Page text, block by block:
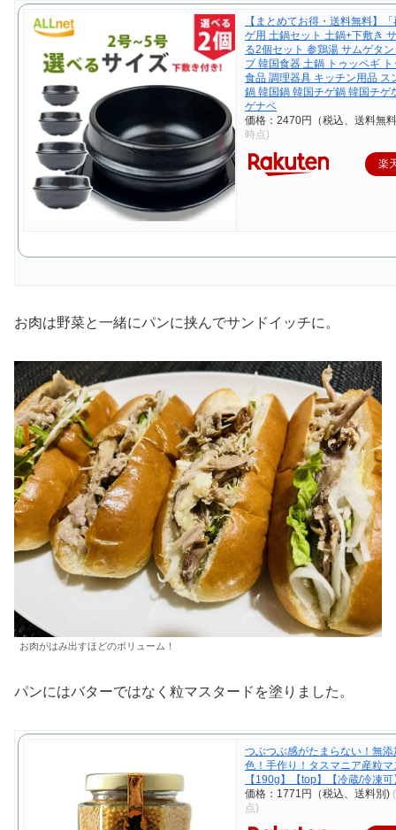
【まとめてお得・送料無料】
ゲ用 土鍋セット 土鍋+下敷き
る2個セット 参鶏湯 サムゲタ
ブ 韓国食器 土鍋 トゥッペギ
食品 調理器具 キッチン用品 ス
鍋 韓国鍋 韓国チゲ鍋 韓国チゲ
ゲナベ
価格：2470円（税込、送料無
時点)
楽
お肉は野菜と一緒にパンに挟んでサンドイッチに。
お肉がはみ出すほどのボリューム！
パンにはバターではなく粒マスタードを塗りました。
つぶつぶ感がたまらない！無添
色！手作り！タスマニア産粒マ
【190g】【top】【冷蔵/冷凍
価格：1771円（税込、送料別)
点)